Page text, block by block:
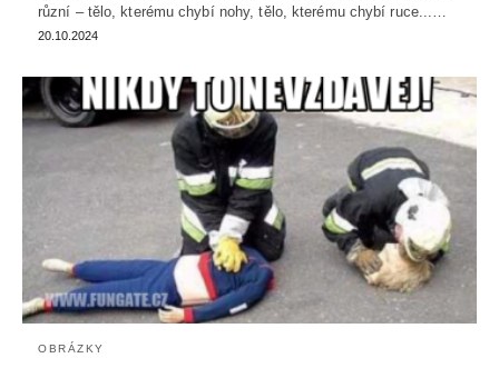
různí – tělo, kterému chybí nohy, tělo, kterému chybí ruce...…
20.10.2024
OBRÁZKY